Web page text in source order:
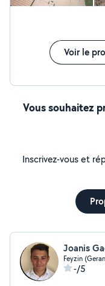
Voir le
Vous souhaitez
Inscrivez-vous et
Joanis
Feyzin
-/5